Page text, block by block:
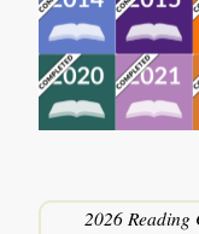
2026 Reading